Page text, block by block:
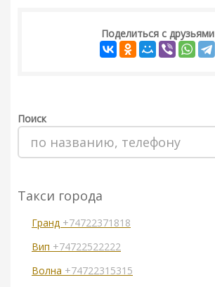
Поделиться с друзьями
Поиск
Такси города
Гранд +74722371818
Вип +74722522222
Волна +74722315315